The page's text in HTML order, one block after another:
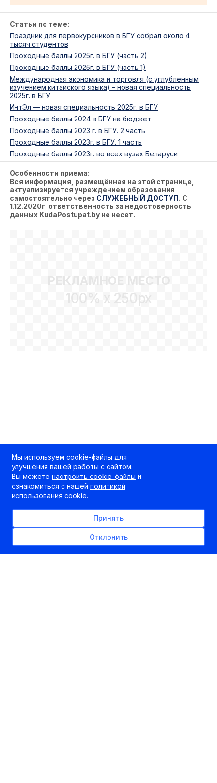
Статьи по теме:
Праздник для первокурсников в БГУ собрал около 4
тысяч студентов
Проходные баллы 2025г. в БГУ (часть 2)
Проходные баллы 2025г. в БГУ (часть 1)
Международная экономика и торговля (с углубленным
изучением китайского языка) – новая специальность
2025г. в БГУ
ИнтЭл — новая специальность 2025г. в БГУ
Проходные баллы 2024 в БГУ на бюджет
Проходные баллы 2023 г. в БГУ. 2 часть
Проходные баллы 2023г. в БГУ. 1 часть
Проходные баллы 2023г. во всех вузах Беларуси
Особенности приема:
Вся информация, размещённая на этой странице,
актуализируется учреждением образования
самостоятельно через СЛУЖЕБНЫЙ ДОСТУП. С
1.12.2020г. ответственность за недостоверность
данных KudaPostupat.by не несет.
РЕКЛАМНОЕ МЕСТО
100% x 250px
Мы используем cookie-файлы для
улучшения вашей работы с сайтом.
Вы можете настроить cookie-файлы и
ознакомиться с нашей политикой
использования cookie.
Принять
Отклонить